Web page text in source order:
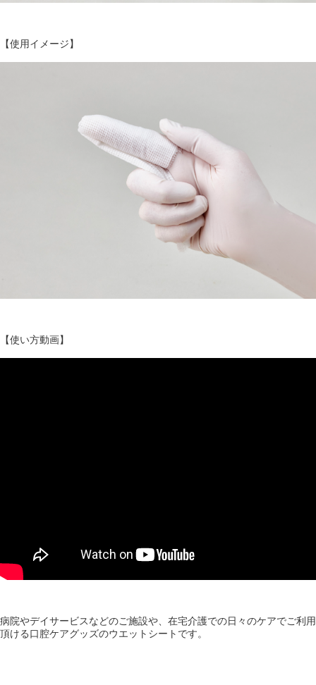
【使用イメージ】
【使い方動画】
病院やデイサービスなどのご施設や、在宅介護での日々のケアでご利用
頂ける口腔ケアグッズのウエットシートです。